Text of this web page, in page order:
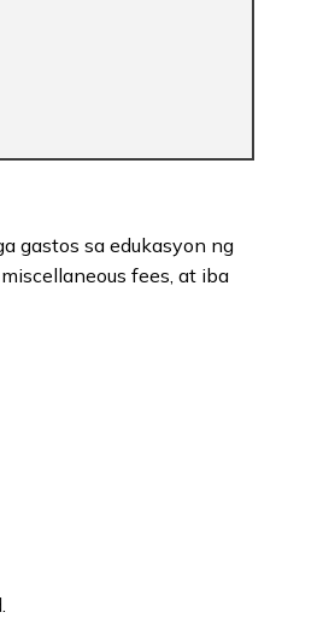
gastos sa edukasyon ng
fees, at iba